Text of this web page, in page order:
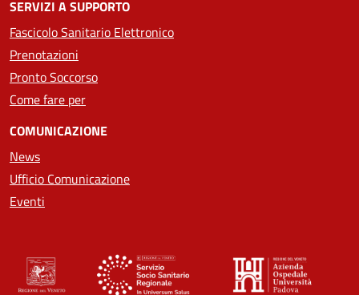
SERVIZI A SUPPORTO
Fascicolo Sanitario Elettronico
Prenotazioni
Pronto Soccorso
Come fare per
COMUNICAZIONE
News
Ufficio Comunicazione
Eventi